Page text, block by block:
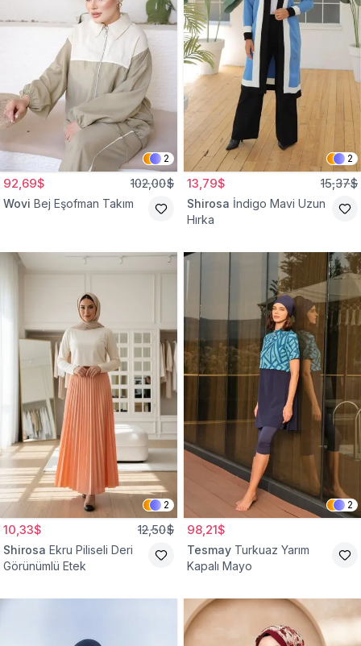
2
92,69$ 102,00$
Wovi Bej Eşofman Takım
2
13,79$ 15,37$
Shirosa İndigo Mavi Uzun
Hırka
2
10,33$ 12,50$
Shirosa Ekru Piliseli Deri
Görünümlü Etek
2
98,21$
Tesmay Turkuaz Yarım
Kapalı Mayo